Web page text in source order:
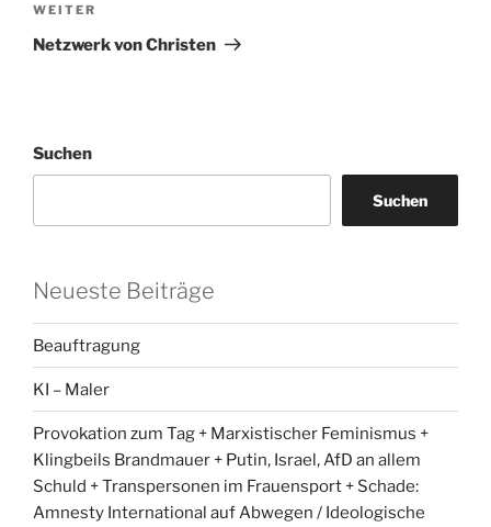
Nächster
Beitrag
WEITER
Netzwerk von Christen
Suchen
Suchen
Neueste Beiträge
Beauftragung
KI – Maler
Provokation zum Tag + Marxistischer Feminismus +
Klingbeils Brandmauer + Putin, Israel, AfD an allem
Schuld + Transpersonen im Frauensport + Schade:
Amnesty International auf Abwegen / Ideologische